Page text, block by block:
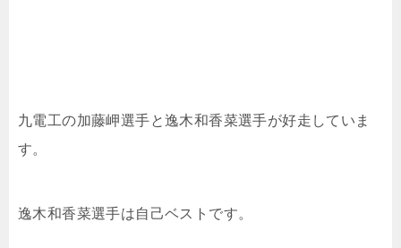
九電工の加藤岬選手と逸木和香菜選手が好走していま
す。
逸木和香菜選手は自己ベストです。